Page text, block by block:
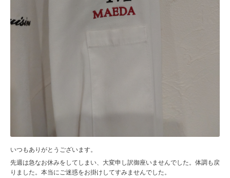
いつもありがとうございます。
先週は急なお休みをしてしまい、大変申し訳御座いませんでした。体調も戻
りました。本当にご迷惑をお掛けしてすみませんでした。